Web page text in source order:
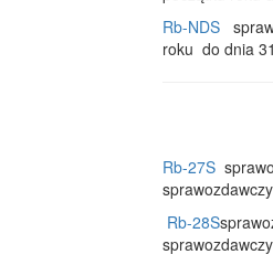
Rb-NDS
roku do dnia
Rb-27S
Rb-28S